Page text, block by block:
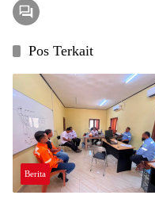
Pos Terkait
Berita